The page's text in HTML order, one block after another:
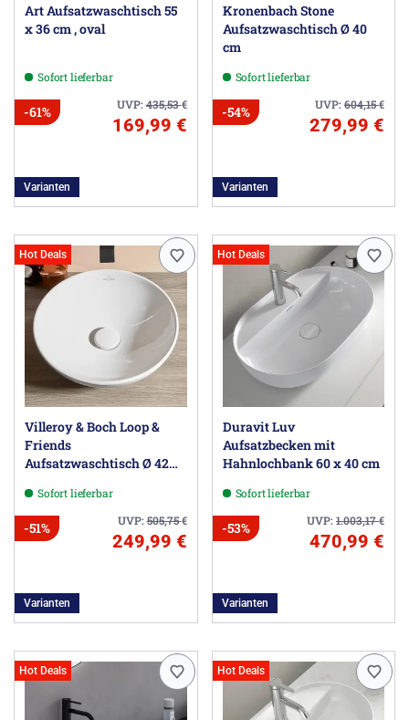
Art Aufsatzwaschtisch 55
x 36 cm , oval
Sofort lieferbar
UVP:435,53€
-61%
169,99 €
Varianten
Kronenbach Stone
Aufsatzwaschtisch Ø 40
cm
Sofort lieferbar
UVP:604,15€
-54%
279,99 €
Varianten
Hot Deals
Villeroy & Boch Loop &
Friends
Aufsatzwaschtisch Ø 42
Sofort lieferbar
UVP:505,75€
-51%
249,99 €
Varianten
Hot Deals
Duravit Luv
Aufsatzbecken mit
Hahnlochbank 60 x 40 cm
Sofort lieferbar
UVP:1.003,17€
-53%
470,99 €
Varianten
Hot Deals Hot Deals